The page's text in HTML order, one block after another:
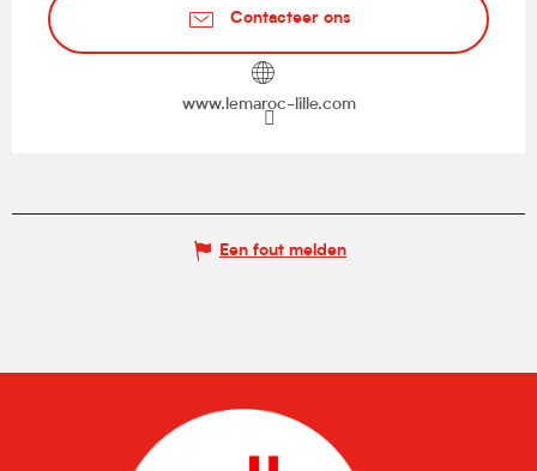
Contacteer ons
www.lemaroc-lille.com
Een fout melden